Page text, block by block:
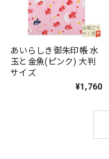
あいらしき御朱印帳 水
玉と金魚(ピンク) 大判
サイズ
¥1,760